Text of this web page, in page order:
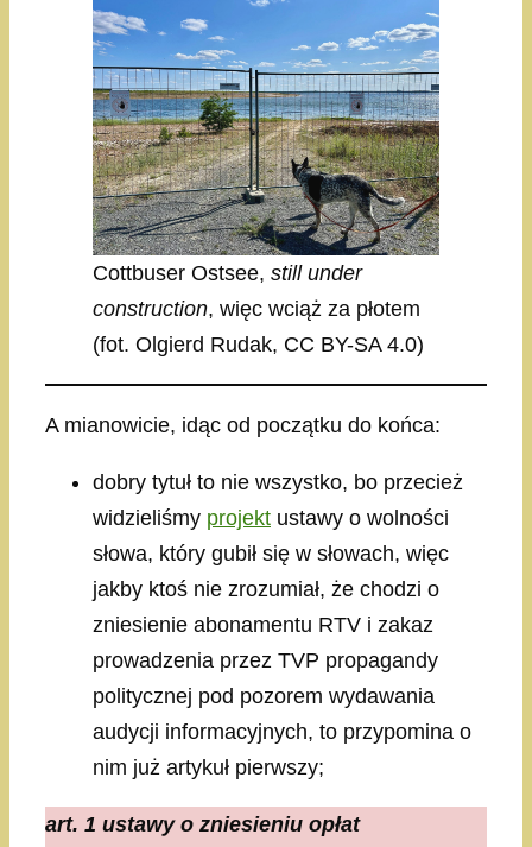
Cottbuser Ostsee, still under
construction, więc wciąż za płotem
(fot. Olgierd Rudak, CC BY-SA 4.0)
A mianowicie, idąc od początku do końca:
dobry tytuł to nie wszystko, bo przecież
widzieliśmy projekt ustawy o wolności
słowa, który gubił się w słowach, więc
jakby ktoś nie zrozumiał, że chodzi o
zniesienie abonamentu RTV i zakaz
prowadzenia przez TVP propagandy
politycznej pod pozorem wydawania
audycji informacyjnych, to przypomina o
nim już artykuł pierwszy;
art. 1 ustawy o zniesieniu opłat